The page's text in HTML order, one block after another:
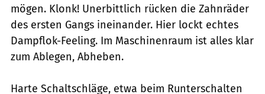
mögen. Klonk! Unerbittlich rücken die Zahnräder
des ersten Gangs ineinander. Hier lockt echtes
Dampflok-Feeling. Im Maschinenraum ist alles klar
zum Ablegen, Abheben.
Harte Schaltschläge, etwa beim Runterschalten